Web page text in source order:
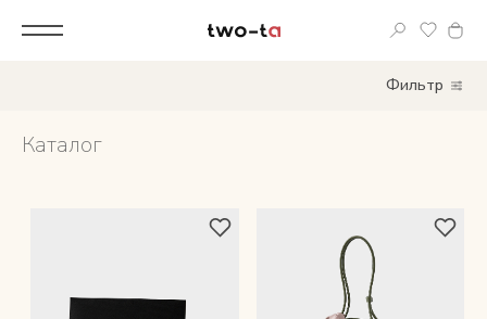
Дополнительные услуги
Фильтр
Каталог